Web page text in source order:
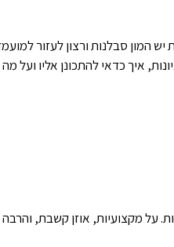
המון סבלנות ורצון לעזור
איך כדאי להתכונן אליו ועל
על מקצועיות, אוזן קשבת,